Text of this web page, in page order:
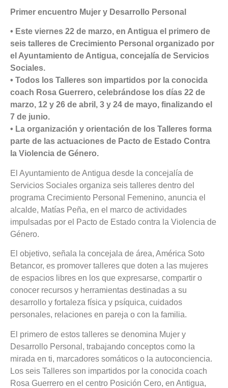
Primer encuentro Mujer y Desarrollo Personal
• Este viernes 22 de marzo, en Antigua el primero de
seis talleres de Crecimiento Personal organizado por
el Ayuntamiento de Antigua, concejalía de Servicios
Sociales.
• Todos los Talleres son impartidos por la conocida
coach Rosa Guerrero, celebrándose los días 22 de
marzo, 12 y 26 de abril, 3 y 24 de mayo, finalizando el
7 de junio.
• La organización y orientación de los Talleres forma
parte de las actuaciones de Pacto de Estado Contra
la Violencia de Género.
El Ayuntamiento de Antigua desde la concejalía de
Servicios Sociales organiza seis talleres dentro del
programa Crecimiento Personal Femenino, anuncia el
alcalde, Matías Peña, en el marco de actividades
impulsadas por el Pacto de Estado contra la Violencia de
Género.
El objetivo, señala la concejala de área, América Soto
Betancor, es promover talleres que doten a las mujeres
de espacios libres en los que expresarse, compartir o
conocer recursos y herramientas destinadas a su
desarrollo y fortaleza física y psíquica, cuidados
personales, relaciones en pareja o con la familia.
El primero de estos talleres se denomina Mujer y
Desarrollo Personal, trabajando conceptos como la
mirada en ti, marcadores somáticos o la autoconciencia.
Los seis Talleres son impartidos por la conocida coach
Rosa Guerrero en el centro Posición Cero, en Antigua,